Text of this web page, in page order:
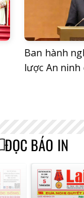
Ban hành
lược An ninh
ĐỌC BÁO IN